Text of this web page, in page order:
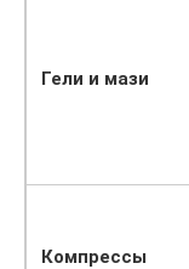
Гели и мази
Компрессы